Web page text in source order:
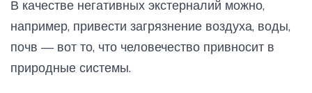
В качестве негативных экстерналий можно,
например, привести загрязнение воздуха, воды,
почв — вот то, что человечество привносит в
природные системы.